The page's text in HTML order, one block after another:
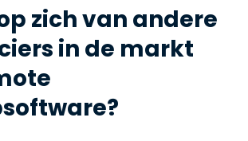
zich van andere
in de markt